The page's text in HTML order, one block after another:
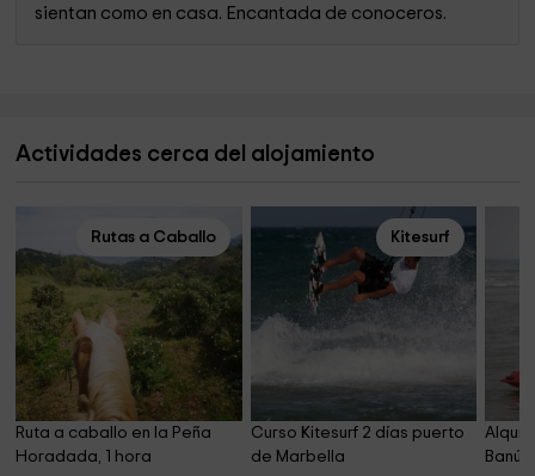
sientan como en casa. Encantada de conoceros.
Actividades cerca del alojamiento
Rutas a Caballo
Ruta a caballo en la Peña
Horadada, 1 hora
Kitesurf
Curso Kitesurf 2 días puerto
de Marbella